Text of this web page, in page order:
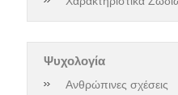
Ψυχολογία
Ανθρώπινες σχέσεις